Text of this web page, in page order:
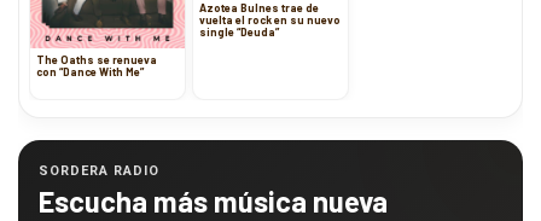
The Oaths se renueva
con “Dance With Me”
Azotea Bulnes trae de
vuelta el rock en su nuevo
single “Deuda”
SORDERA RADIO
Escucha más música nueva